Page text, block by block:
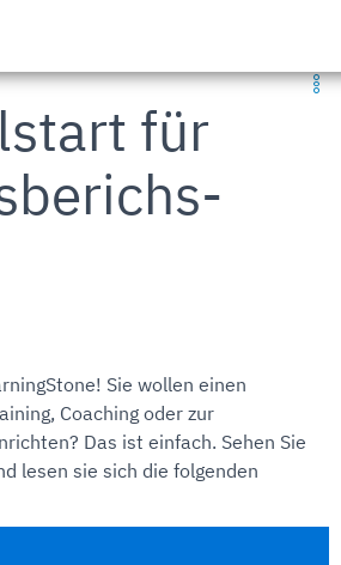
für
Sie wollen einen
Coaching oder zur
Das ist einfach. Sehen Sie
lesen sie sich die folgenden